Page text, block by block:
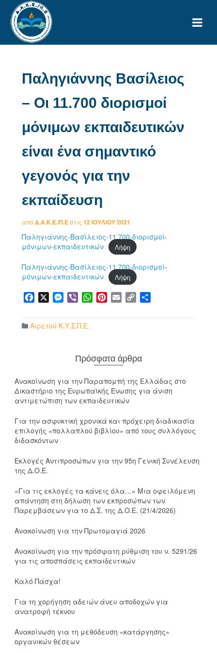
Παληγιάννης Βασίλειος
– Οι 11.700 διορισμοί
μόνιμων εκπαιδευτικών
είναι ένα σημαντικό
γεγονός για την
εκπαίδευση
από Δ.Α.Κ.Ε./Π.Εστις 12 ΙΟΥΛΊΟΥ 2021
Παληγιάννης-Βασίλειος-11.700-διορισμοί-
μόνιμων-εκπαιδευτικών
Λήψη
Παληγιάννης-Βασίλειος-11.700-διορισμοί-
μόνιμων-εκπαιδευτικών
Λήψη
Facebook Messenger
Viber WhatsApp
Pinterest
Email Copy
Αιρετού Κ.Υ.Σ.Π.Ε.
Πρόσφατα άρθρα
Ανακοίνωση για την Παραπομπή της Ελλάδας στο
Δικαστήριο της Ευρωπαϊκής Ένωσης για άνιση
αντιμετώπιση των εκπαιδευτικών
Για την ασφυκτική χρονικά και πρόχειρη διαδικασία
επιλογής «πολλαπλού βιβλίου» από τους συλλόγους
διδασκόντων
Εκλογές Αντιπροσώπων για την 95η Γενική Συνέλευση
της Δ.Ο.Ε.
«Για τις εκλογές τα κάνεις όλα…» Μια οφειλόμενη
απάντηση στη δήλωση των εκπροσώπων των
Παρεμβάσεων για το Δ.Σ. της Δ.Ο.Ε. (21/4/2026)
Ανακοίνωση για την Πρωτομαγιά 2026
Ανακοίνωση για την πρόσφατη ρύθμιση του ν. 5291/26
για τις αποσπάσεις εκπαιδευτικών
Καλό Πάσχα!
Για τη χορήγηση αδειών άνευ αποδοχών για
ανατροφή τέκνου
Ανακοίνωση για τη μεθόδευση «κατάργησης»
οργανικών θέσεων